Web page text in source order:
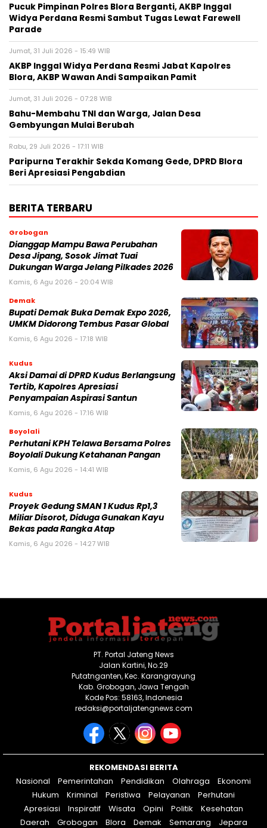
Pucuk Pimpinan Polres Blora Berganti, AKBP Inggal
Widya Perdana Resmi Sambut Tugas Lewat Farewell
Parade
Jumat, 31 Juli 2026 - 15:49 WIB
AKBP Inggal Widya Perdana Resmi Jabat Kapolres
Blora, AKBP Wawan Andi Sampaikan Pamit
Jumat, 31 Juli 2026 - 07:28 WIB
Bahu-Membahu TNI dan Warga, Jalan Desa
Gembyungan Mulai Berubah
Rabu, 29 Juli 2026 - 17:11 WIB
Paripurna Terakhir Sekda Komang Gede, DPRD Blora
Beri Apresiasi Pengabdian
BERITA TERBARU
Grobogan
Dianggap Mampu Bawa Perubahan
Desa Jipang, Sosok Jimat Tuai
Dukungan Warga Jelang Pilkades 2026
Kamis, 6 Agu 2026 - 20:04 WIB
Demak
Bupati Demak Buka Demak Expo 2026,
UMKM Didorong Tembus Pasar Global
Kamis, 6 Agu 2026 - 17:18 WIB
Kudus
Aksi Damai di DPRD Kudus Berlangsung
Tertib, Kapolres Apresiasi
Penyampaian Aspirasi Santun
Kamis, 6 Agu 2026 - 17:16 WIB
Boyolali
Perhutani KPH Telawa Bersama Polres
Boyolali Dukung Ketahanan Pangan
Kamis, 6 Agu 2026 - 14:41 WIB
Kudus
Proyek Gedung SMAN 1 Kudus Rp1,3
Miliar Disorot, Diduga Gunakan Kayu
Bekas pada Rangka Atap
Kamis, 6 Agu 2026 - 14:27 WIB
PT. Portal Jateng News
Jalan Kartini, No.29
Putatnganten, Kec. Karangrayung
Kab. Grobogan, Jawa Tengah
Kode Pos: 58163, Indonesia
redaksi@portaljatengnews.com
REKOMENDASI BERITA
Nasional
Pemerintahan Pendidikan Olahraga
Ekonomi
Hukum
Kriminal Peristiwa Pelayanan
Perhutani
Apresiasi
Inspiratif Wisata Opini Politik
Kesehatan
Daerah
Grobogan Blora Demak Semarang Jepara